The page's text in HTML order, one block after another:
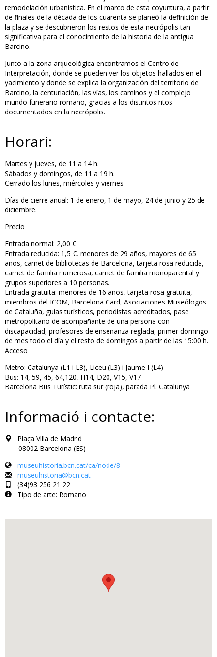
remodelación urbanística. En el marco de esta coyuntura, a partir
de finales de la década de los cuarenta se planeó la definición de
la plaza y se descubrieron los restos de esta necrópolis tan
significativa para el conocimiento de la historia de la antigua
Barcino.
Junto a la zona arqueológica encontramos el Centro de
Interpretación, donde se pueden ver los objetos hallados en el
yacimiento y donde se explica la organización del territorio de
Barcino, la centuriación, las vías, los caminos y el complejo
mundo funerario romano, gracias a los distintos ritos
documentados en la necrópolis.
Horari:
Martes y jueves, de 11 a 14 h.
Sábados y domingos, de 11 a 19 h.
Cerrado los lunes, miércoles y viernes.
Días de cierre anual: 1 de enero, 1 de mayo, 24 de junio y 25 de
diciembre.
Precio
Entrada normal: 2,00 €
Entrada reducida: 1,5 €, menores de 29 años, mayores de 65
años, carnet de bibliotecas de Barcelona, tarjeta rosa reducida,
carnet de familia numerosa, carnet de familia monoparental y
grupos superiores a 10 personas.
Entrada gratuita: menores de 16 años, tarjeta rosa gratuita,
miembros del ICOM, Barcelona Card, Asociaciones Museólogos
de Cataluña, guías turísticos, periodistas acreditados, pase
metropolitano de acompañante de una persona con
discapacidad, profesores de enseñanza reglada, primer domingo
de mes todo el día y el resto de domingos a partir de las 15:00 h.
Acceso
Metro: Catalunya (L1 i L3), Liceu (L3) i Jaume I (L4)
Bus: 14, 59, 45, 64,120, H14, D20, V15, V17
Barcelona Bus Turístic: ruta sur (roja), parada Pl. Catalunya
Informació i contacte:
Plaça Villa de Madrid
08002 Barcelona (ES)
museuhistoria.bcn.cat/ca/node/8
museuhistoria@bcn.cat
(34)93 256 21 22
Tipo de arte: Romano